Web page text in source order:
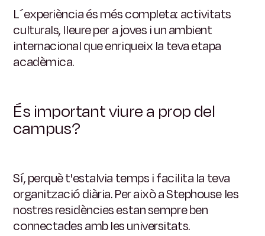
L´experiència és més completa: activitats
culturals, lleure per a joves i un ambient
internacional que enriqueix la teva etapa
acadèmica.
És important viure a prop del
campus?
Sí, perquè t'estalvia temps i facilita la teva
organització diària. Per això a Stephouse les
nostres residències estan sempre ben
connectades amb les universitats.